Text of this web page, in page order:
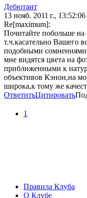
Дебютант
13 нояб. 2011 г., 13:52:06
Re[maximum]:
Почитайте побольше
т.ч.касательно Вашего
подобными
мне видятся цвета на
приближенными к
объективов Кэнон,на
широка,к тому же
ОтветитьЦитировать
1
Правила Клуба
О Клубе